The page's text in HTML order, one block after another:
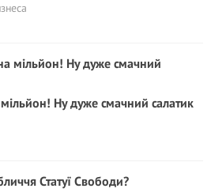
мільйон! Ну дуже смачний салатик